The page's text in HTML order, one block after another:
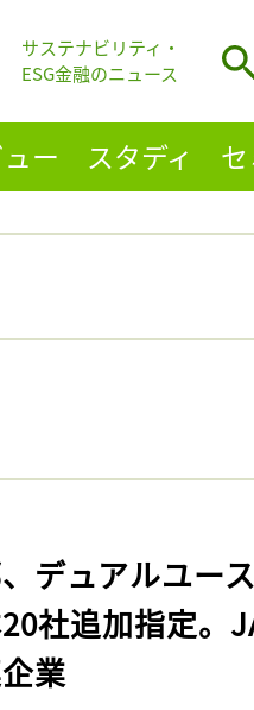
サステナビリティ・
ESG金融のニュース
ー スタディ
、デュアルユー
社追加指定。
業